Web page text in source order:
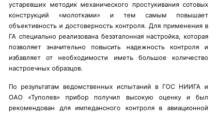
устаревших методик механического простукивания сотовых
конструкций «молотками» и тем самым повышает
объективность и достоверность контроля. Для применения в
ГА специально реализована безэталонная настройка, которая
позволяет значительно повысить надежность контроля и
избавляет от необходимости иметь большое количество
настроечных образцов.
По результатам ведомственных испытаний в ГОС НИИГА и
ОАО «Туполев» прибор получил высокую оценку и был
рекомендован для импедансного контроля в авиационной